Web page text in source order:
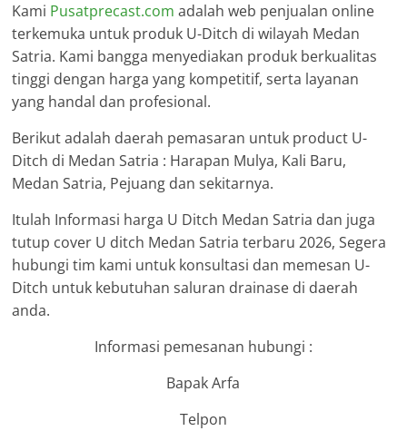
Kami Pusatprecast.com adalah web penjualan online
terkemuka untuk produk U-Ditch di wilayah Medan
Satria. Kami bangga menyediakan produk berkualitas
tinggi dengan harga yang kompetitif, serta layanan
yang handal dan profesional.
Berikut adalah daerah pemasaran untuk product U-
Ditch di Medan Satria : Harapan Mulya, Kali Baru,
Medan Satria, Pejuang dan sekitarnya.
Itulah Informasi harga U Ditch Medan Satria dan juga
tutup cover U ditch Medan Satria terbaru 2026, Segera
hubungi tim kami untuk konsultasi dan memesan U-
Ditch untuk kebutuhan saluran drainase di daerah
anda.
Informasi pemesanan hubungi :
Bapak Arfa
Telpon